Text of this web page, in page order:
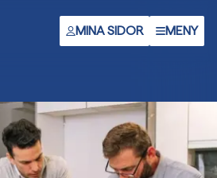
MINA SIDOR MENY